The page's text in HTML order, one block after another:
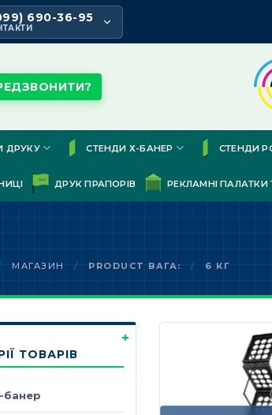
690-36-95
ДРУКУ СТЕНДИ Х-БАНЕР СТЕНДИ
ДРУК ПРАПОРІВ РЕКЛАМНІ ПАЛАТКИ
МАГАЗИН / PRODUCT ВАГА: / 6 КГ
ТОВАРІВ
банер